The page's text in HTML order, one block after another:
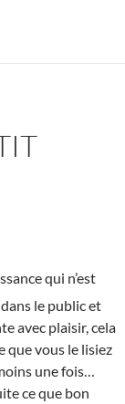
qui n’est
le public et
avec plaisir, cela
que vous le lisiez
une fois…
ce que bon